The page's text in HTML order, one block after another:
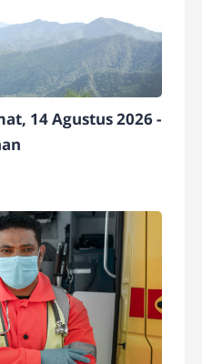
14 Agustus 2026 -